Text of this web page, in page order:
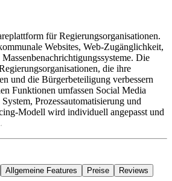
für Regierungsorganisationen.
Websites, Web-Zugänglichkeit,
Massenbenachrichtigungssysteme. Die
die ihre
und die Bürgerbeteiligung verbessern
Funktionen umfassen Social Media
Prozessautomatisierung und
Modell wird individuell angepasst und
Allgemeine Features Preise Reviews